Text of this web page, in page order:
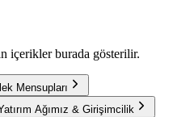
içerikler burada gösterilir.
Mensupları
Ağımız & Girişimcilik